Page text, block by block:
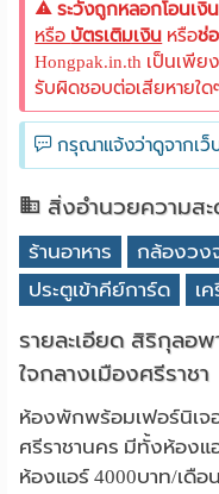
ระวังถูกหลอกโอนเงิ
หรือ บัตรเติมเงิน หรือช่
Hongpak.in.th เป็นเพี
รับผิดชอบต่อเสียหายใ
กรุณาแจ้งว่าดูจากเว็
สิ่งอำนวยความส
ร้านอาหาร กล้องวง
ประตูเข้าคีย์การ์ด
เ
รายละเอียด สิริกุลอ
ใจกลางเมืองศรีราชา
ห้องพักพร้อมเฟอร์นิเจ
ศรีราชานคร มีทั้งห้องแ
ห้องแอร์ 4000บาท/เดือ